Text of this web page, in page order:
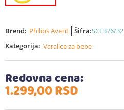
Brend: Philips Avent Šifra:SCF376/32
Kategorija: Varalice za bebe
Redovna cena:
1.299,00RSD